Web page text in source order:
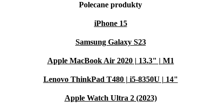
Polecane produkty
iPhone 15
Samsung Galaxy S23
Apple MacBook Air 2020 | 13.3" | M1
Lenovo ThinkPad T480 | i5-8350U | 14"
Apple Watch Ultra 2 (2023)